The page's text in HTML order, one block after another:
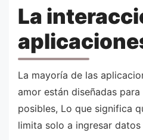
La
La mayoría de las
amor están diseñadas
posibles, Lo que significa
limita solo a ingresar